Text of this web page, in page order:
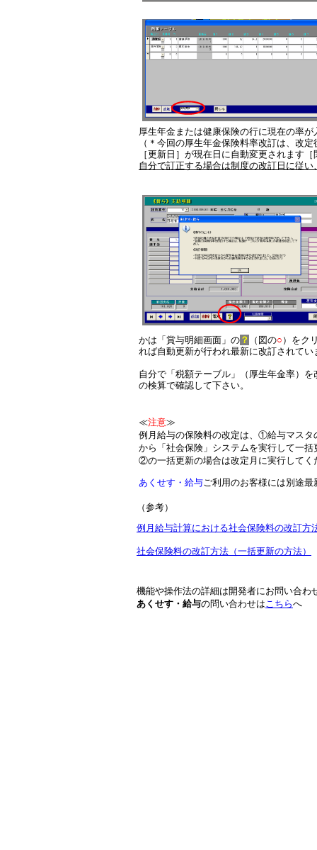
厚生年金または健康保険の行に現在の率
（＊今回の厚生年金保険料率改訂は、改
［更新日］が現在日に自動変更されます
自分で訂正する場合は制度の改訂日に従
かは 「賞与明細画面」の ？ （図の○ ）をク
れば自動更新が行われ最新に改訂されてい
自分で「税額テーブル」（厚生年金率）
の検算で確認して下さい。
≪注意≫
例月給与の保険料の改定は、①給与マス
から「社会保険」システムを実行して一
②の一括更新の場合は改定月に実行してく
あくせす・給与ご利用のお客様には別途
（参考）
例月給与計算における社会保険料の改訂方
社会保険料の改訂方法（一括更新の方法）
機能や操作法の詳細は開発者にお問い合わ
あくせす・給与の問い合わせはこちらへ